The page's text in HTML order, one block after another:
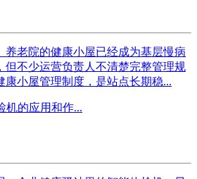
养老院的健康小屋已经成为基层慢病
但不少运营负责人不清楚完整管理规
康小屋管理制度，是站点长期稳...
机的应用和作...